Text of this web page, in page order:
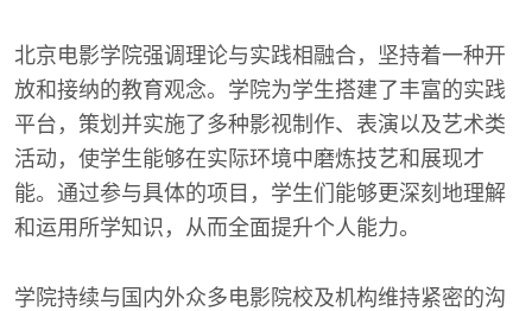
北京电影学院强调理论与实践相融合，坚持着一种开
放和接纳的教育观念。学院为学生搭建了丰富的实践
平台，策划并实施了多种影视制作、表演以及艺术类
活动，使学生能够在实际环境中磨炼技艺和展现才
能。通过参与具体的项目，学生们能够更深刻地理解
和运用所学知识，从而全面提升个人能力。
学院持续与国内外众多电影院校及机构维持紧密的沟